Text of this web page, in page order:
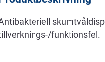
funktionsfel.